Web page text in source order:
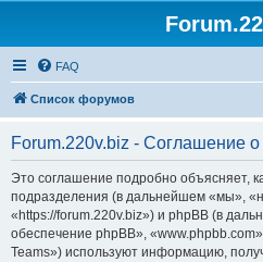
FAQ
Список форумов
Forum.220v.biz - Соглашение
Это соглашение подробно объясняет,
подразделения (в дальнейшем «мы»,
«https://forum.220v.biz») и phpBB (в
обеспечение phpBB»,
Teams») используют информацию,